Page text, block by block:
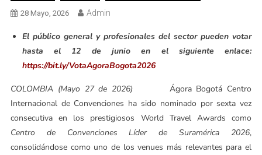
28 Mayo, 2026 Admin
El público general y profesionales del sector pueden votar
hasta el 12 de junio en el siguiente enlace:
https://bit.ly/VotaAgoraBogota2026
COLOMBIA (Mayo 27 de 2026) Ágora Bogotá Centro
Internacional de Convenciones ha sido nominado por sexta vez
consecutiva en los prestigiosos World Travel Awards como
Centro de Convenciones Líder de Suramérica 2026,
consolidándose como uno de los venues más relevantes para el